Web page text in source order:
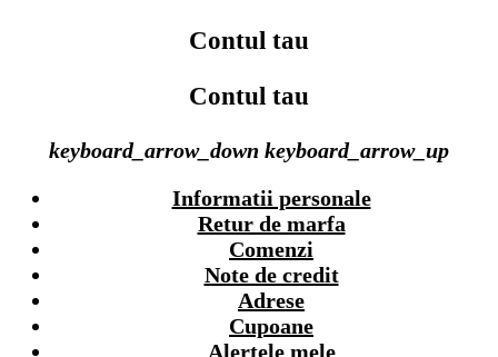
Contul tau
Contul tau
keyboard_arrow_down keyboard_arrow_up
Informatii personale
Retur de marfa
Comenzi
Note de credit
Adrese
Cupoane
Alertele mele